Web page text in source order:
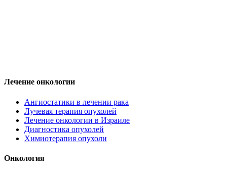
Лечение онкологии
Ангиостатики в лечении рака
Лучевая терапия опухолей
Лечение онкологии в Израиле
Диагностика опухолей
Химиотерапия опухоли
Онкология